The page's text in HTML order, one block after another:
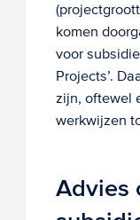
komen
voor
Projects’.
zijn, oftewel
werkwijzen
Advies